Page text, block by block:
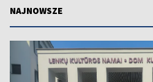
NAJNOWSZE